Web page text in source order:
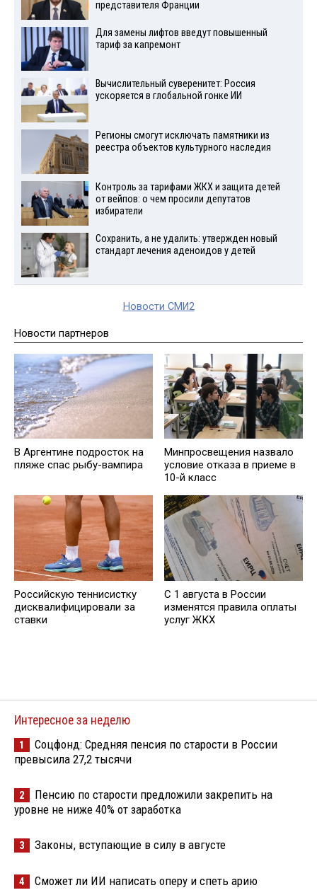
представителя Франции
Для замены лифтов введут повышенный
тариф за капремонт
Вычислительный суверенитет: Россия
ускоряется в глобальной гонке ИИ
Регионы смогут исключать памятники из
реестра объектов культурного наследия
Контроль за тарифами ЖКХ и защита детей
от вейпов: о чем просили депутатов
избиратели
Сохранить, а не удалить: утвержден новый
стандарт лечения аденоидов у детей
Новости СМИ2
Новости партнеров
В Аргентине подросток на
пляже спас рыбу-вампира
Минпросвещения назвало
условие отказа в приеме в
10-й класс
Российскую теннисистку
дисквалифицировали за
ставки
С 1 августа в России
изменятся правила оплаты
услуг ЖКХ
Интересное за неделю
1
Соцфонд: Средняя пенсия по старости в России
превысила 27,2 тысячи
2
Пенсию по старости предложили закрепить на
уровне не ниже 40% от заработка
3 Законы, вступающие в силу в августе
4 Сможет ли ИИ написать оперу и спеть арию